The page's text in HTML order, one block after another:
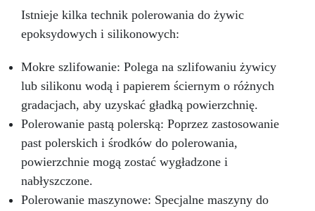
Istnieje kilka technik polerowania do żywic
epoksydowych i silikonowych:
Mokre szlifowanie: Polega na szlifowaniu żywicy
lub silikonu wodą i papierem ściernym o różnych
gradacjach, aby uzyskać gładką powierzchnię.
Polerowanie pastą polerską: Poprzez zastosowanie
past polerskich i środków do polerowania,
powierzchnie mogą zostać wygładzone i
nabłyszczone.
Polerowanie maszynowe: Specjalne maszyny do